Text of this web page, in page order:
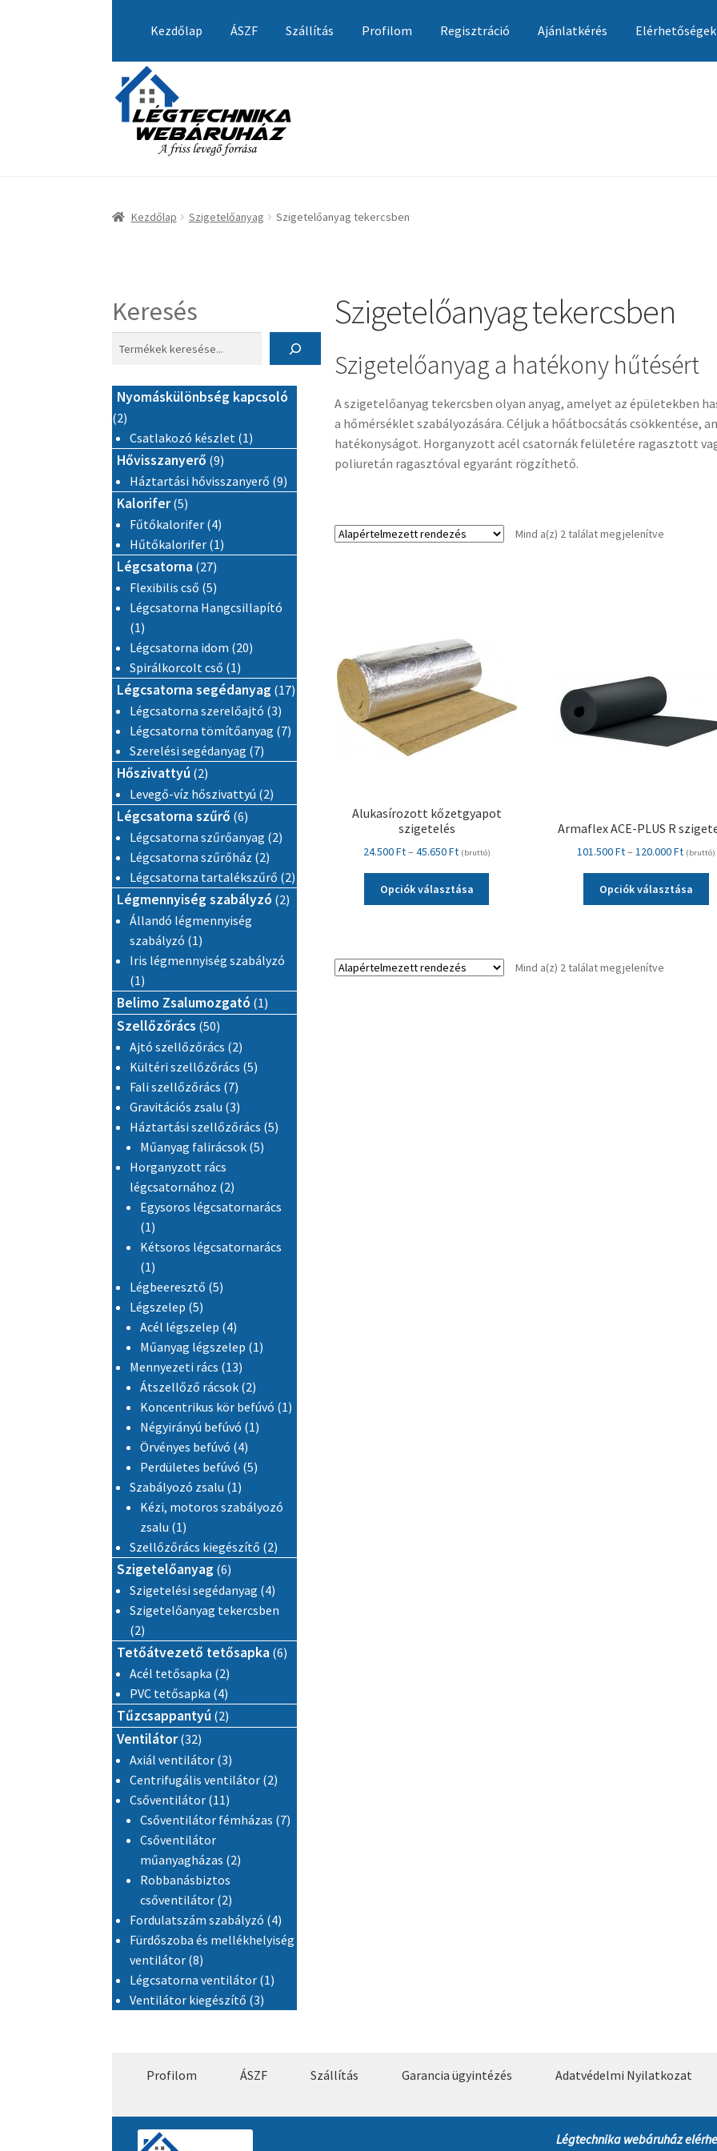
Kezdőlap ÁSZF Szállítás Profilom Regisztráció Ajánlatkérés Elérhetőségek
KezdőlapA fiókom
Visszatérítési tájékoztató
Kezdőlap Szigetelőanyag Szigetelőanyag tekercsben
Szigetelőanyag tekercsben
Szigetelőanyag a hatékony hűtésért
A szigetelőanyag tekercsben olyan anyag, amelyet az épületekben
a hőmérséklet szabályozására. Céljuk a hőátbocsátás csökkentése,
hatékonyságot. Horganyzott acél csatornák felületére ragasztott
poliuretán ragasztóval egyaránt rögzíthető.
Mind a(z) 2 találat megjelenítve
Alukasírozott kőzetgyapot
szigetelés
24.500Ft– 45.650FtÁrtartomány:
-
45.650 Ft
(bruttó)
Opciók választása
van.
Armaflex ACE-PLUS R
101.500Ft– 120.000Ft
-
120.000
(bruttó)
Opciók választása
Mind a(z) 2 találat megjelenítve
Keresés
Nyomáskülönbség kapcsoló
22 termék
Csatlakozó készlet 11 termék
Hővisszanyerő 99 termék
Háztartási hővisszanyerő 99 termék
Kalorifer 55 termék
Fűtőkalorifer 44 termék
Hűtőkalorifer 11 termék
Légcsatorna 2727 termék
Flexibilis cső 55 termék
Légcsatorna Hangcsillapító
11 termék
Légcsatorna idom 2020 termék
Spirálkorcolt cső 11 termék
Légcsatorna segédanyag 1717 termék
Légcsatorna szerelőajtó 33 termék
Légcsatorna tömítőanyag 77 termék
Szerelési segédanyag 77 termék
Hőszivattyú 22 termék
Levegő-víz hőszivattyú 22 termék
Légcsatorna szűrő 66 termék
Légcsatorna szűrőanyag 22 termék
Légcsatorna szűrőház 22 termék
Légcsatorna tartalékszűrő 22 termék
Légmennyiség szabályzó 22 termék
Állandó légmennyiség
szabályzó 11 termék
Iris légmennyiség szabályzó
11 termék
Belimo Zsalumozgató 11 termék
Szellőzőrács 5050 termék
Ajtó szellőzőrács 22 termék
Kültéri szellőzőrács 55 termék
Fali szellőzőrács 77 termék
Gravitációs zsalu 33 termék
Háztartási szellőzőrács 55 termék
Műanyag falirácsok 55 termék
Horganyzott rács
légcsatornához 22 termék
Egysoros légcsatornarács
11 termék
Kétsoros légcsatornarács
11 termék
Légbeeresztő 55 termék
Légszelep 55 termék
Acél légszelep 44 termék
Műanyag légszelep 11 termék
Mennyezeti rács 1313 termék
Átszellőző rácsok 22 termék
Koncentrikus kör befúvó 11 termék
Négyirányú befúvó 11 termék
Örvényes befúvó 44 termék
Perdületes befúvó 55 termék
Szabályozó zsalu 11 termék
Kézi, motoros szabályozó
zsalu 11 termék
Szellőzőrács kiegészítő 22 termék
Szigetelőanyag 66 termék
Szigetelési segédanyag 44 termék
Szigetelőanyag tekercsben
22 termék
Tetőátvezető tetősapka 66 termék
Acél tetősapka 22 termék
PVC tetősapka 44 termék
Tűzcsappantyú 22 termék
Ventilátor 3232 termék
Axiál ventilátor 33 termék
Centrifugális ventilátor 22 termék
Csőventilátor 1111 termék
Csőventilátor fémházas 77 termék
Csőventilátor
műanyagházas 22 termék
Robbanásbiztos
csőventilátor 22 termék
Fordulatszám szabályzó 44 termék
Fürdőszoba és mellékhelyiség
ventilátor 88 termék
Légcsatorna ventilátor 11 termék
Ventilátor kiegészítő 33 termék
Profilom ÁSZF Szállítás Garancia ügyintézés Adatvédelmi Nyilatkozat
Légtechnika webáruház